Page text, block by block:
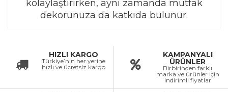
kolaylaştırırken, aynı zamanda mutfak
dekorunuza da katkıda bulunur.
HIZLI KARGO
Türkiye’nin her yerine
hızlı ve ücretsiz kargo
KAMPANYALI
ÜRÜNLER
Birbirinden farklı
marka ve ürünler için
indirimli fiyatlar